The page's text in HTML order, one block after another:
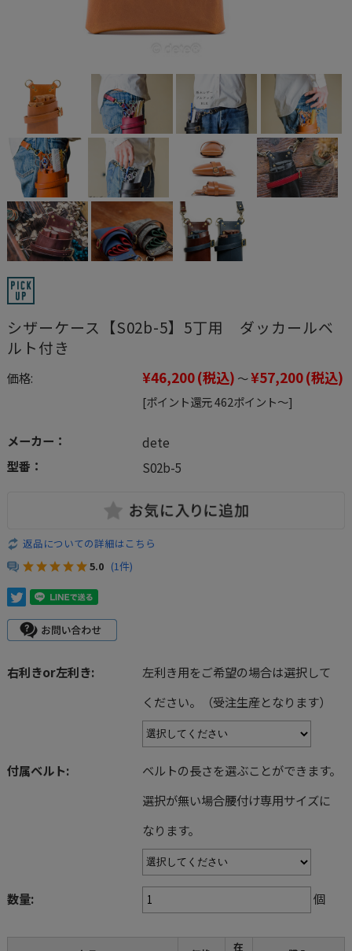
シザーケース【S02b-5】5丁用 ダッカールベ
ルト付き
価格: ¥46,200(税込) ～¥57,200(税込)
[ポイント還元 462ポイント～]
メーカー：
dete
型番：
S02b-5
返品についての詳細はこちら
5.0 (1件)
右利きor左利き:
左利き用をご希望の場合は選択して
ください。（受注生産となります）
付属ベルト:
ベルトの長さを選ぶことができます。
選択が無い場合腰付け専用サイズに
なります。
数量: 個
在